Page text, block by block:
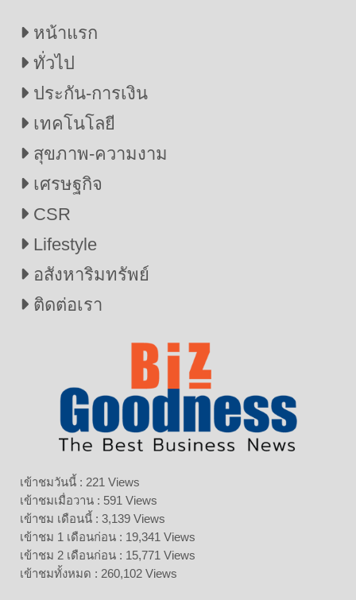
หน้าแรก
ทั่วไป
ประกัน-การเงิน
เทคโนโลยี
สุขภาพ-ความงาม
เศรษฐกิจ
CSR
Lifestyle
อสังหาริมทรัพย์
ติดต่อเรา
เข้าชมวันนี้ : 221 Views
เข้าชมเมื่อวาน : 591 Views
เข้าชม เดือนนี้ : 3,139 Views
เข้าชม 1 เดือนก่อน : 19,341 Views
เข้าชม 2 เดือนก่อน : 15,771 Views
เข้าชมทั้งหมด : 260,102 Views